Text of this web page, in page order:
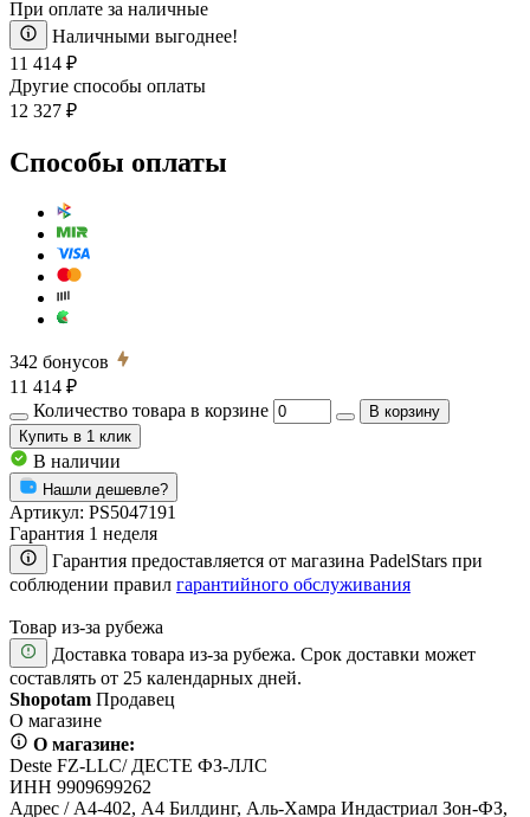
При оплате за наличные
Наличными выгоднее!
11 414 ₽
Другие способы оплаты
12 327 ₽
Способы оплаты
342 бонусов
11 414 ₽
Количество товара в корзине
В корзину
Купить в 1 клик
В наличии
Нашли дешевле?
Артикул: PS5047191
Гарантия 1 неделя
Гарантия предоставляется от магазина PadelStars при
соблюдении правил гарантийного обслуживания
Товар из-за рубежа
Доставка товара из-за рубежа. Срок доставки может
составлять от 25 календарных дней.
Shopotam Продавец
О магазине
О магазине:
Deste FZ-LLC/ ДЕСТЕ ФЗ-ЛЛС
ИНН 9909699262
Адрес / А4-402, А4 Билдинг, Аль-Хамра Индастриал Зон-ФЗ,